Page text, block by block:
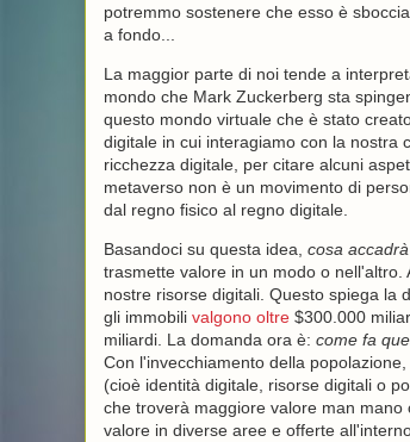
potremmo sostenere che esso è
a fondo...
La maggior parte di noi tende a
mondo che Mark Zuckerberg sta
questo mondo virtuale che è stato
digitale in cui interagiamo con la nostra
ricchezza digitale, per citare alcuni
metaverso non è un movimento di
dal regno fisico al regno digitale.
Basandoci su questa idea, cosa
trasmette valore in un modo o
nostre risorse digitali. Questo spiega la
gli immobili valgono oltre$300.000
miliardi. La domanda ora è: come fa
Con l'invecchiamento della
(cioè identità digitale, risorse digitali o
che troverà maggiore valore man
valore in diverse aree e offerte